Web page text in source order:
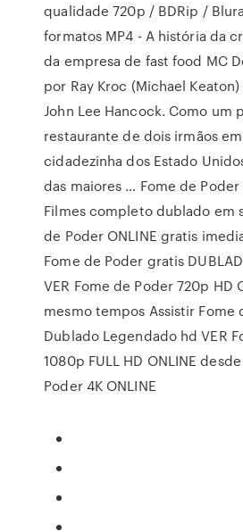
qualidade 720p / BDRip /
formatos MP4 - A história da
da empresa de fast food MC
por Ray Kroc (Michael
John Lee Hancock. Como um
restaurante de dois irmãos
cidadezinha dos Estado
das maiores … Fome de Poder
Filmes completo dublado em
de Poder ONLINE gratis
Fome de Poder gratis
VER Fome de Poder 720p HD
mesmo tempos Assistir Fome
Dublado Legendado hd VER
1080p FULL HD ONLINE
Poder 4K ONLINE